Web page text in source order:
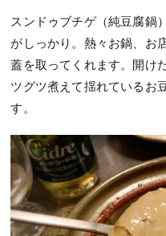
スンドゥブチゲ（純豆腐鍋
がしっかり。熱々お鍋、お
蓋を取ってくれます。開け
ツグツ煮えて揺れているお
す。